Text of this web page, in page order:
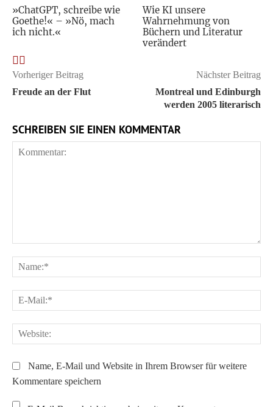
»ChatGPT, schreibe wie
Goethe!« – »Nö, mach
ich nicht.«
Wie KI unsere
Wahrnehmung von
Büchern und Literatur
verändert
Vorheriger Beitrag
Freude an der Flut
Nächster Beitrag
Montreal und Edinburgh
werden 2005 literarisch
SCHREIBEN SIE EINEN KOMMENTAR
Name, E-Mail und Website in Ihrem Browser für weitere
Kommentare speichern